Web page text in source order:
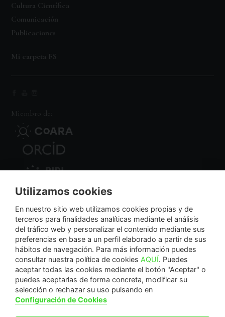
Cultura Científica
Comunicación
Publicaciones
Mi carpeta FS
Miembro de:
Nodo Regional
NextGenerationEU
La Fundación Séneca-Agencia de Ciencia y Tecnología de la Región de Murcia es una
entidad sin ánimo de lucro, bajo forma de fundación del sector público autonómico, inscrita
con el número 1-15 en el Registro de Fundaciones de la Región de Murcia.
Utilizamos cookies
En nuestro sitio web utilizamos cookies propias y de
terceros para finalidades analíticas mediante el análisis
del tráfico web y personalizar el contenido mediante sus
preferencias en base a un perfil elaborado a partir de sus
hábitos de navegación. Para más información puedes
consultar nuestra política de cookies AQUÍ. Puedes
aceptar todas las cookies mediante el botón "Aceptar" o
puedes aceptarlas de forma concreta, modificar su
selección o rechazar su uso pulsando en
Configuración de Cookies